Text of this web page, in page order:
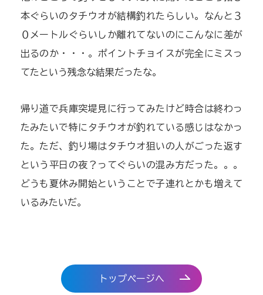
本ぐらいのタチウオが結構釣れたらしい。なんと３
０メートルぐらいしか離れてないのにこんなに差が
出るのか・・・。ポイントチョイスが完全にミスっ
てたという残念な結果だったな。
帰り道で兵庫突堤見に行ってみたけど時合は終わっ
たみたいで特にタチウオが釣れている感じはなかっ
た。ただ、釣り場はタチウオ狙いの人がごった返す
という平日の夜？ってぐらいの混み方だった。。。
どうも夏休み開始ということで子連れとかも増えて
いるみたいだ。
トップページへ